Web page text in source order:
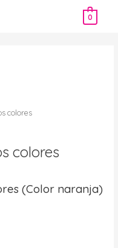
0
colores
colores
(Color naranja)